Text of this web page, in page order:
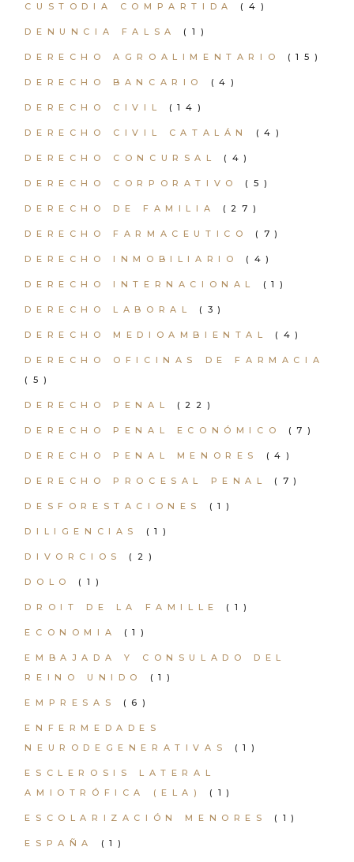
CUSTODIA COMPARTIDA (4)
DENUNCIA FALSA (1)
DERECHO AGROALIMENTARIO (15)
DERECHO BANCARIO (4)
DERECHO CIVIL (14)
DERECHO CIVIL CATALÁN (4)
DERECHO CONCURSAL (4)
DERECHO CORPORATIVO (5)
DERECHO DE FAMILIA (27)
DERECHO FARMACEUTICO (7)
DERECHO INMOBILIARIO (4)
DERECHO INTERNACIONAL (1)
DERECHO LABORAL (3)
DERECHO MEDIOAMBIENTAL (4)
DERECHO OFICINAS DE FARMACIA
(5)
DERECHO PENAL (22)
DERECHO PENAL ECONÓMICO (7)
DERECHO PENAL MENORES (4)
DERECHO PROCESAL PENAL (7)
DESFORESTACIONES (1)
DILIGENCIAS (1)
DIVORCIOS (2)
DOLO (1)
DROIT DE LA FAMILLE (1)
ECONOMIA (1)
EMBAJADA Y CONSULADO DEL
REINO UNIDO
(1)
EMPRESAS (6)
ENFERMEDADES
NEURODEGENERATIVAS
(1)
ESCLEROSIS LATERAL
AMIOTRÓFICA (ELA)
(1)
ESCOLARIZACIÓN MENORES (1)
ESPAÑA (1)